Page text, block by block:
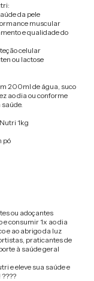
da pele
muscular
e qualidade do
celular
ou lactose
200ml de água, suco
ao dia ou conforme
1kg
pó
ou adoçantes
consumir 1x ao dia
e ao abrigo da luz
praticantes de
à saúde geral
e eleve sua saúde e